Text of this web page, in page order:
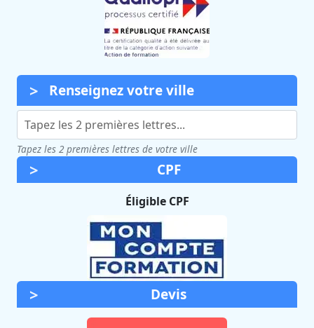
Renseignez votre ville
Tapez les 2 premières lettres de votre ville
CPF
Éligible CPF
Devis